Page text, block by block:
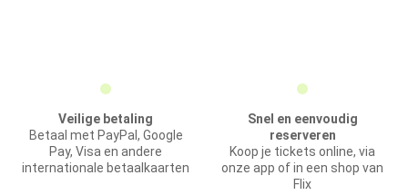
Veilige betaling
Betaal met PayPal, Google
Pay, Visa en andere
internationale betaalkaarten
Snel en eenvoudig
reserveren
Koop je tickets online, via
onze app of in een shop van
Flix